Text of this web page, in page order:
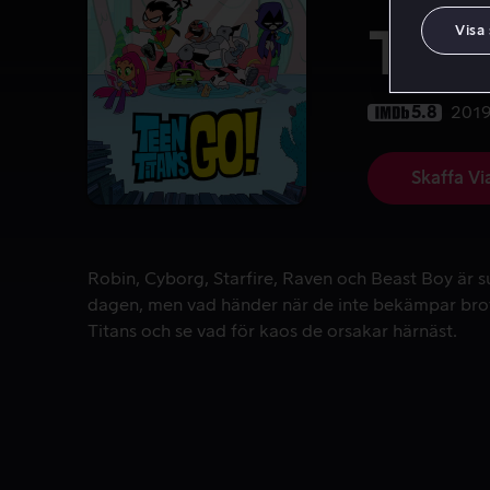
5.8 2019
Skaffa
Robin, Cyborg, Starfire, Raven och Beast Boy är
Robin, Cyborg, Starfire, Raven och Beast Boy är superhjältar som räddar
dagen, men vad händer när de inte bekämpar
Titans och se vad för kaos de orsakar härnäst.
Visa